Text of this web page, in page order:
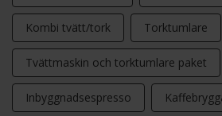
Kombi tvätt/tork Torktumlare
Tvättmaskin och torktumlare paket
Inbyggnadsespresso